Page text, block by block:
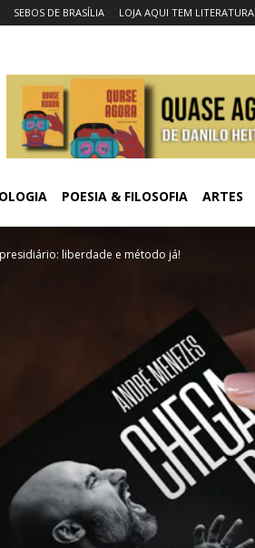
SEBOS DE BRASÍLIA LOJA AQUI TEM LITERATURA
POESIA & FILOSOFIA ARTES
liberdade e método já!